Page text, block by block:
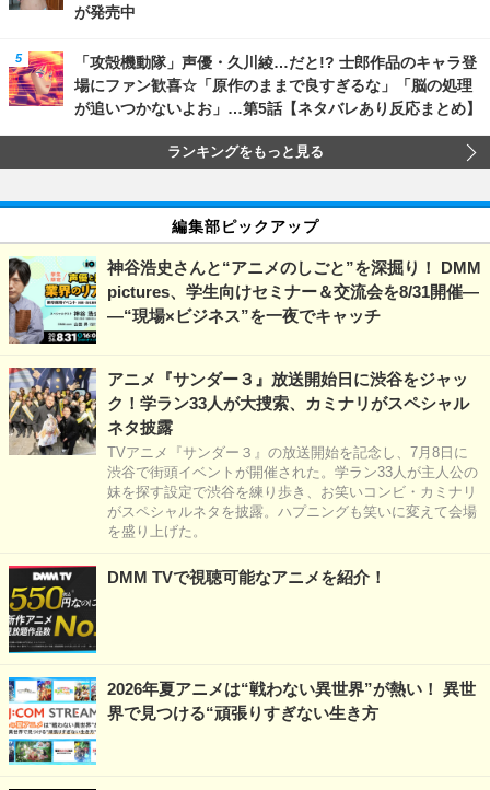
が発売中
「攻殻機動隊」声優・久川綾…だと!? 士郎作品のキャラ登
場にファン歓喜☆「原作のままで良すぎるな」「脳の処理
が追いつかないよお」…第5話【ネタバレあり反応まとめ】
ランキングをもっと見る
編集部ピックアップ
神谷浩史さんと“アニメのしごと”を深掘り！ DMM
pictures、学生向けセミナー＆交流会を8/31開催―
―“現場×ビジネス”を一夜でキャッチ
アニメ『サンダー３』放送開始日に渋谷をジャッ
ク！学ラン33人が大捜索、カミナリがスペシャル
ネタ披露
TVアニメ『サンダー３』の放送開始を記念し、7月8日に
渋谷で街頭イベントが開催された。学ラン33人が主人公の
妹を探す設定で渋谷を練り歩き、お笑いコンビ・カミナリ
がスペシャルネタを披露。ハプニングも笑いに変えて会場
を盛り上げた。
DMM TVで視聴可能なアニメを紹介！
2026年夏アニメは“戦わない異世界”が熱い！ 異世
界で見つける“頑張りすぎない生き方